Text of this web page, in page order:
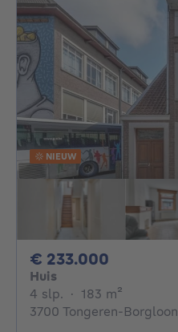
NIEUW
€ 233.000
Huis
4 slp. 4 slaapkamers
· 183 m²
3700 Tongeren-Borgloon